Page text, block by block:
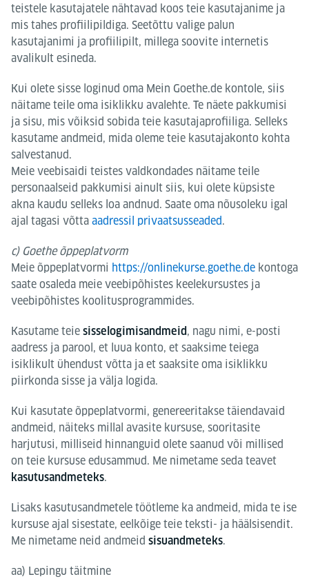
teistele kasutajatele nähtavad koos teie kasutajanime ja
mis tahes profiilipildiga. Seetõttu valige palun
kasutajanimi ja profiilipilt, millega soovite internetis
avalikult esineda.
Kui olete sisse loginud oma Mein Goethe.de kontole, siis
näitame teile oma isiklikku avalehte. Te näete pakkumisi
ja sisu, mis võiksid sobida teie kasutajaprofiiliga. Selleks
kasutame andmeid, mida oleme teie kasutajakonto kohta
salvestanud.
Meie veebisaidi teistes valdkondades näitame teile
personaalseid pakkumisi ainult siis, kui olete küpsiste
akna kaudu selleks loa andnud. Saate oma nõusoleku igal
ajal tagasi võttaaadressil privaatsusseaded.
c) Goethe õppeplatvorm
Meie õppeplatvormi https://onlinekurse.goethe.de kontoga
saate osaleda meie veebipõhistes keelekursustes ja
veebipõhistes koolitusprogrammides.
Kasutame teie sisselogimisandmeid, nagu nimi, e-posti
aadress ja parool, et luua konto, et saaksime teiega
isiklikult ühendust võtta ja et saaksite oma isiklikku
piirkonda sisse ja välja logida.
Kui kasutate õppeplatvormi, genereeritakse täiendavaid
andmeid, näiteks millal avasite kursuse, sooritasite
harjutusi, milliseid hinnanguid olete saanud või millised
on teie kursuse edusammud. Me nimetame seda teavet
kasutusandmeteks.
Lisaks kasutusandmetele töötleme ka andmeid, mida te ise
kursuse ajal sisestate, eelkõige teie teksti- ja häälsisendit.
Me nimetame neid andmeid sisuandmeteks.
aa) Lepingu täitmine